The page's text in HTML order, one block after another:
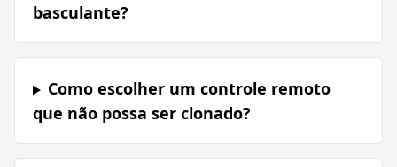
basculante?
Como escolher um controle remoto
que não possa ser clonado?